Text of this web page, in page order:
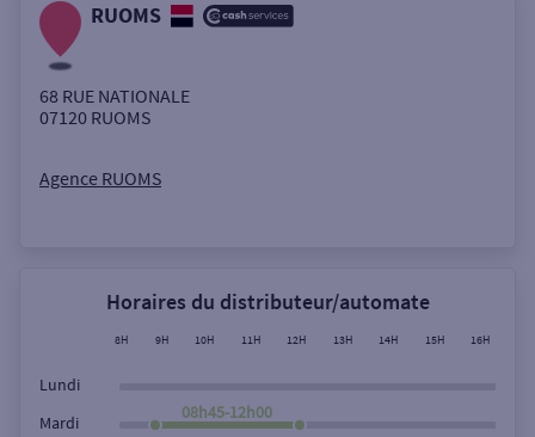
Ville / Code postal
Rue
RUOMS
68 RUE NATIONALE
07120 RUOMS
Agence RUOMS
Horaires du distributeur/automate
8H 9H 10H 11H 12H 13H 14H 15H 16H
Lundi
Mardi
08h45-12h00